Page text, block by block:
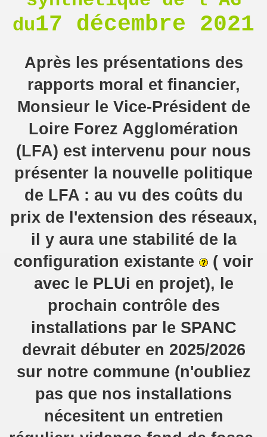
du17 décembre 2021
Après les présentations des
rapports moral et financier,
Monsieur le Vice-Président de
Loire Forez Agglomération
(LFA) est intervenu pour nous
présenter la nouvelle politique
de LFA : au vu des coûts du
prix de l'extension des réseaux,
il y aura une stabilité de la
configuration existante
( voir
avec le PLUi en projet), le
prochain contrôle des
installations par le SPANC
devrait débuter en 2025/2026
sur notre commune (n'oubliez
pas que nos installations
nécesitent un entretien